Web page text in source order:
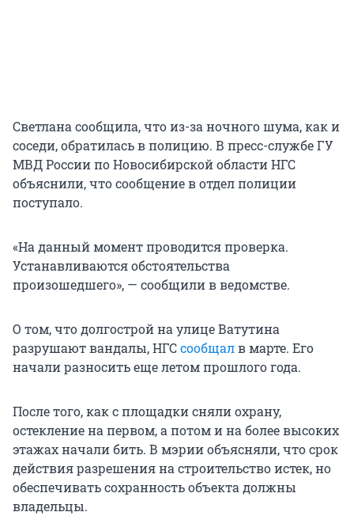
Светлана сообщила, что из-за ночного шума, как и
соседи, обратилась в полицию. В пресс-службе ГУ
МВД России по Новосибирской области НГС
объяснили, что сообщение в отдел полиции
поступало.
«На данный момент проводится проверка.
Устанавливаются обстоятельства
произошедшего», — сообщили в ведомстве.
О том, что долгострой на улице Ватутина
разрушают вандалы, НГСсообщалв марте. Его
начали разносить еще летом прошлого года.
После того, как с площадки сняли охрану,
остекление на первом, а потом и на более высоких
этажах начали бить. В мэрии объясняли, что срок
действия разрешения на строительство истек, но
обеспечивать сохранность объекта должны
владельцы.